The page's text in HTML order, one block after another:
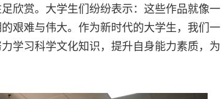
欣赏。大学生们纷纷表示：这些作品就像一
艰难与伟大。作为新时代的大学生，我们一
学习科学文化知识，提升自身能力素质，为